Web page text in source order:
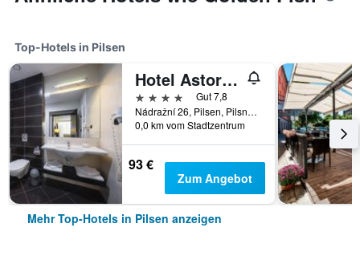
Top-Hotels in Pilsen
Hotel Astory Plzen
4 Sterne
Gut 7,8
Nádražní 26, Pilsen, Pilsner Region, Tschechien
0,0 km vom Stadtzentrum
93 €
Zum Angebot
Mehr Top-Hotels in Pilsen anzeigen